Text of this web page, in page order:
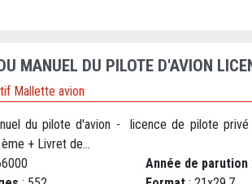
MANUEL DU PILOTE D'AVION
Mallette avion
du pilote d'avion - licence de pilote
+ Livret de...
Année de parution